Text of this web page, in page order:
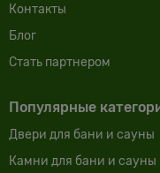
Контакты
Блог
Cтать партнером
Популярные
Двери для бани и сауны
Камни для бани и сауны